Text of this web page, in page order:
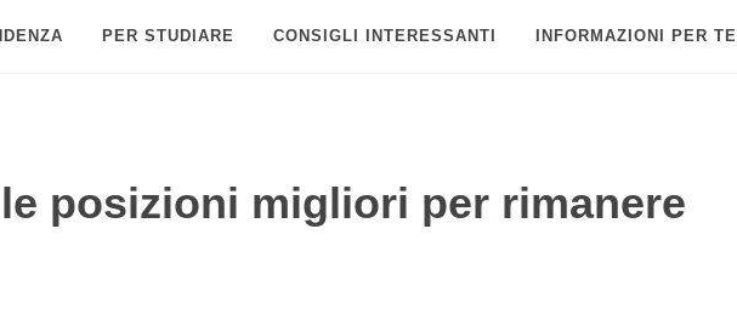
PER STUDIARE CONSIGLI INTERESSANTI INFORMAZIONI PER TE
posizioni migliori per rimanere